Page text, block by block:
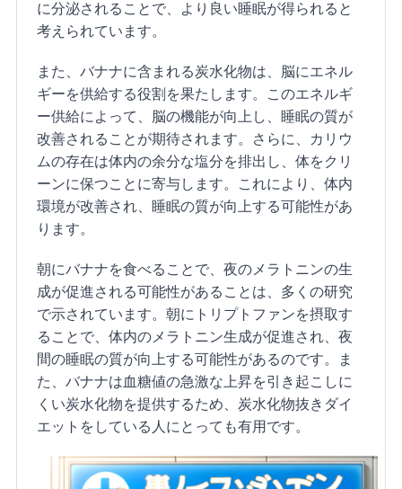
に分泌されることで、より良い睡眠が得られると
考えられています。
また、バナナに含まれる炭水化物は、脳にエネル
ギーを供給する役割を果たします。このエネルギ
ー供給によって、脳の機能が向上し、睡眠の質が
改善されることが期待されます。さらに、カリウ
ムの存在は体内の余分な塩分を排出し、体をクリ
ーンに保つことに寄与します。これにより、体内
環境が改善され、睡眠の質が向上する可能性があ
ります。
朝にバナナを食べることで、夜のメラトニンの生
成が促進される可能性があることは、多くの研究
で示されています。朝にトリプトファンを摂取す
ることで、体内のメラトニン生成が促進され、夜
間の睡眠の質が向上する可能性があるのです。ま
た、バナナは血糖値の急激な上昇を引き起こしに
くい炭水化物を提供するため、炭水化物抜きダイ
エットをしている人にとっても有用です。